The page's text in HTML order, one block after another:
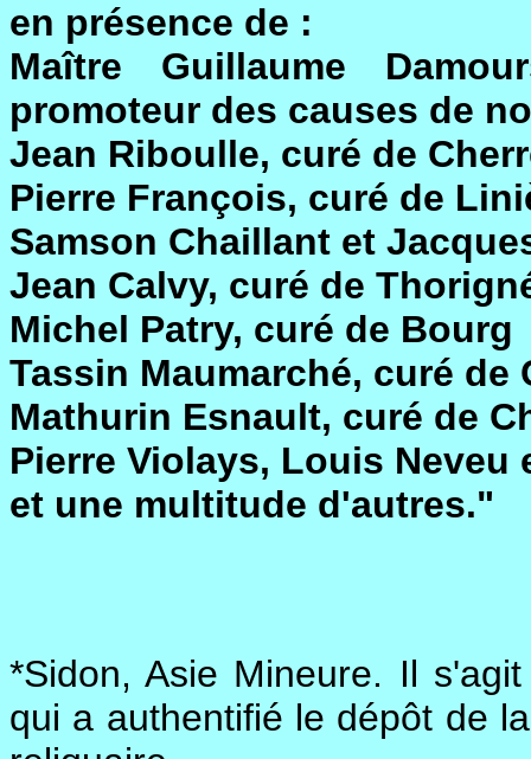
en présence de :
Maître Guillaume
promoteur des causes de
Jean Riboulle, curé de
Pierre François, curé de
Samson Chaillant et
Jean Calvy, curé de
Michel Patry, curé de Bourg
Tassin Maumarché, curé de
Mathurin Esnault, curé de
Pierre Violays, Louis Neveu
et une multitude d'autres."
*Sidon, Asie Mineure. Il
qui a authentifié le dépôt de